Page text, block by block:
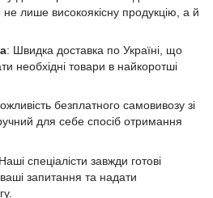
лише високоякісну продукцію, а й
: Швидка доставка по Україні, що
необхідні товари в найкоротші
безплатного самовивозу зі
для себе спосіб отримання
спеціалісти завжди готові
ваші запитання та надати